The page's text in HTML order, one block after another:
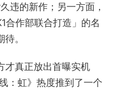
违的新作；另一方面，
合作部联合打造」的名
。
才真正放出首曝实机
：虹》热度推到了一个